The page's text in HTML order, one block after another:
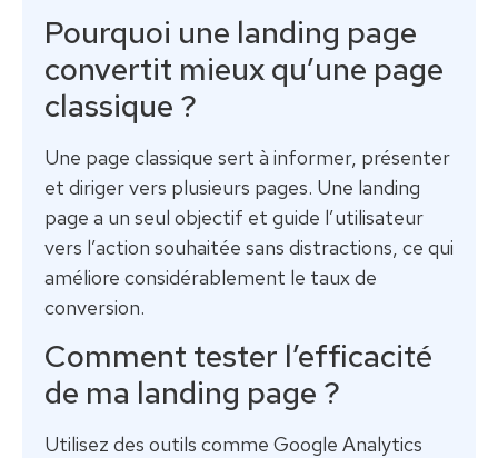
Pourquoi une landing page
convertit mieux qu’une page
classique ?
Une page classique sert à informer, présenter
et diriger vers plusieurs pages. Une landing
page a un seul objectif et guide l’utilisateur
vers l’action souhaitée sans distractions, ce qui
améliore considérablement le taux de
conversion.
Comment tester l’efficacité
de ma landing page ?
Utilisez des outils comme Google Analytics